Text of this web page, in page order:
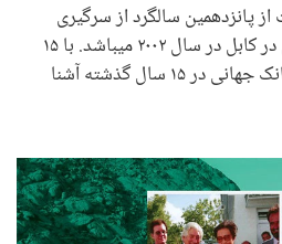
پانزدهمین سالگرد از سرگیری
فعالیت های دفتربانک جهانی در کابل در سال ۲۰۰۲ میباشد. با ۱۵
دست آورد و فعالیت کلیدی بانک جهانی در ۱۵ سال گذشته آشنا